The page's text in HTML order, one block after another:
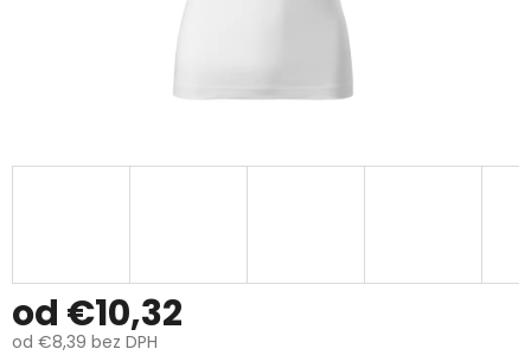
od €10,32
od €8,39 bez DPH